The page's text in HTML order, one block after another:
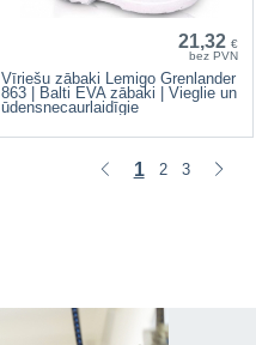
21,32 €
bez PVN
Vīriešu zābaki Lemigo Grenlander
863 | Balti EVA zābaki | Vieglie un
ūdensnecaurlaidīgie
1 2 3